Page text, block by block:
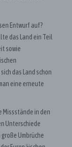
Entwurf auf?
das Land ein Teil
sowie
das Land schon
eine erneute
Missstände in den
Unterschiede
Umbrüche